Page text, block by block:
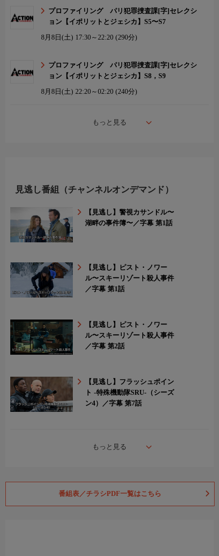
プロファイリング パリ犯罪捜査課[字]セレクシ
ョン【イポリットとジェシカ】S5〜S7
8月8日(土) 17:30～22:20 (290分)
プロファイリング パリ犯罪捜査課[字]セレクシ
ョン【イポリットとジェシカ】S8，S9
8月8日(土) 22:20～02:20 (240分)
もっと見る
見逃し番組（チャンネルオンデマンド）
【見逃し】警視カサンドル〜
湖畔の事件簿〜／字幕 第1話
【見逃し】ピスト・ノワー
ル〜スキーリゾート殺人事件
／字幕 第1話
【見逃し】ピスト・ノワー
ル〜スキーリゾート殺人事件
／字幕 第2話
【見逃し】フラッシュポイン
ト -特殊機動隊SRU-（シーズ
ン4）／字幕 第7話
もっと見る
番組表／チラシPDF一覧はこちら